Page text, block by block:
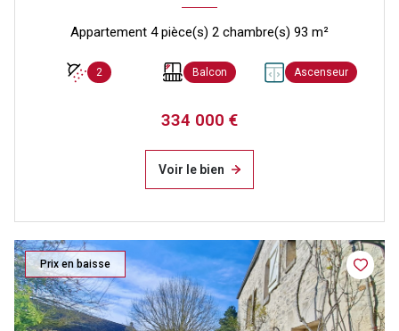
Appartement 4 pièce(s) 2 chambre(s) 93 m²
2 Balcon Ascenseur
334 000 €
Voir le bien
Prix en baisse